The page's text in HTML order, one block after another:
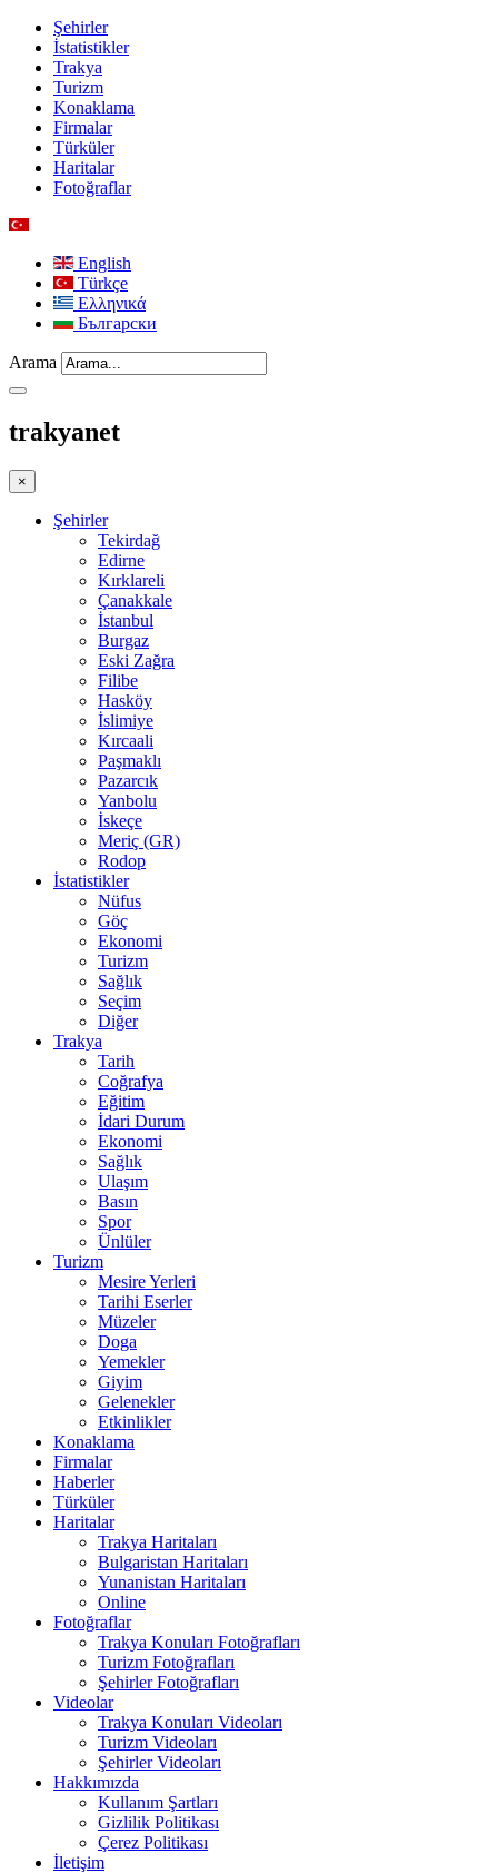
Şehirler
İstatistikler
Trakya
Turizm
Konaklama
Firmalar
Türküler
Haritalar
Fotoğraflar
English
Türkçe
Ελληνικά
Български
Arama
trakyanet
×
Şehirler
Tekirdağ
Edirne
Kırklareli
Çanakkale
İstanbul
Burgaz
Eski Zağra
Filibe
Hasköy
İslimiye
Kırcaali
Paşmaklı
Pazarcık
Yanbolu
İskeçe
Meriç (GR)
Rodop
İstatistikler
Nüfus
Göç
Ekonomi
Turizm
Sağlık
Seçim
Diğer
Trakya
Tarih
Coğrafya
Eğitim
İdari Durum
Ekonomi
Sağlık
Ulaşım
Basın
Spor
Ünlüler
Turizm
Mesire Yerleri
Tarihi Eserler
Müzeler
Doga
Yemekler
Giyim
Gelenekler
Etkinlikler
Konaklama
Firmalar
Haberler
Türküler
Haritalar
Trakya Haritaları
Bulgaristan Haritaları
Yunanistan Haritaları
Online
Fotoğraflar
Trakya Konuları Fotoğrafları
Turizm Fotoğrafları
Şehirler Fotoğrafları
Videolar
Trakya Konuları Videoları
Turizm Videoları
Şehirler Videoları
Hakkımızda
Kullanım Şartları
Gizlilik Politikası
Çerez Politikası
İletişim